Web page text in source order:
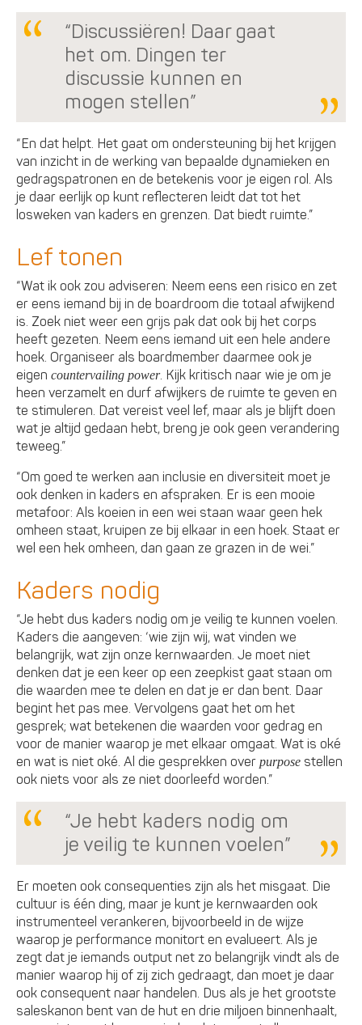
“Discussiëren! Daar gaat
het om. Dingen ter
discussie kunnen en
mogen stellen”
“En dat helpt. Het gaat om ondersteuning bij het krijgen
van inzicht in de werking van bepaalde dynamieken en
gedragspatronen en de betekenis voor je eigen rol. Als
je daar eerlijk op kunt reflecteren leidt dat tot het
losweken van kaders en grenzen. Dat biedt ruimte.”
Lef tonen
“Wat ik ook zou adviseren: Neem eens een risico en zet
er eens iemand bij in de boardroom die totaal afwijkend
is. Zoek niet weer een grijs pak dat ook bij het corps
heeft gezeten. Neem eens iemand uit een hele andere
hoek. Organiseer als boardmember daarmee ook je
eigencountervailing power. Kijk kritisch naar wie je om je
heen verzamelt en durf afwijkers de ruimte te geven en
te stimuleren. Dat vereist veel lef, maar als je blijft doen
wat je altijd gedaan hebt, breng je ook geen verandering
teweeg.”
“Om goed te werken aan inclusie en diversiteit moet je
ook denken in kaders en afspraken. Er is een mooie
metafoor: Als koeien in een wei staan waar geen hek
omheen staat, kruipen ze bij elkaar in een hoek. Staat er
wel een hek omheen, dan gaan ze grazen in de wei.”
Kaders nodig
“Je hebt dus kaders nodig om je veilig te kunnen voelen.
Kaders die aangeven: ‘wie zijn wij, wat vinden we
belangrijk, wat zijn onze kernwaarden. Je moet niet
denken dat je een keer op een zeepkist gaat staan om
die waarden mee te delen en dat je er dan bent. Daar
begint het pas mee. Vervolgens gaat het om het
gesprek; wat betekenen die waarden voor gedrag en
voor de manier waarop je met elkaar omgaat. Wat is oké
en wat is niet oké. Al die gesprekken overpurpose stellen
ook niets voor als ze niet doorleefd worden.”
“Je hebt kaders nodig om
je veilig te kunnen voelen”
Er moeten ook consequenties zijn als het misgaat. Die
cultuur is één ding, maar je kunt je kernwaarden ook
instrumenteel verankeren, bijvoorbeeld in de wijze
waarop je performance monitort en evalueert. Als je
zegt dat je iemands output net zo belangrijk vindt als de
manier waarop hij of zij zich gedraagt, dan moet je daar
ook consequent naar handelen. Dus als je het grootste
saleskanon bent van de hut en drie miljoen binnenhaalt,